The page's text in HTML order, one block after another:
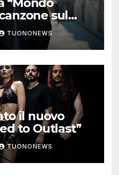
“Mondo
sul
andare i
TUONONEWS
il nuovo
to Outlast”
TUONONEWS